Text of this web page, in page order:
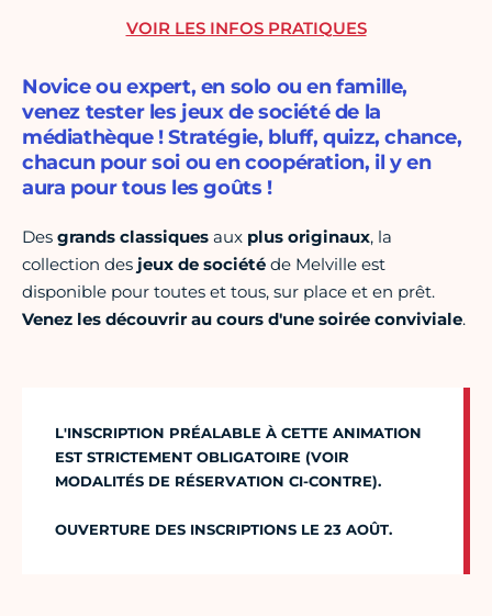
Novice ou expert, en solo ou en famille,
venez tester les jeux de société de la
médiathèque ! Stratégie, bluff, quizz, chance,
chacun pour soi ou en coopération, il y en
aura pour tous les goûts !
Des grands classiques aux plus originaux, la
collection des jeux de société de Melville est
disponible pour toutes et tous, sur place et en prêt.
Venez les découvrir au cours d'une soirée conviviale.
L'INSCRIPTION PRÉALABLE À CETTE ANIMATION
EST STRICTEMENT OBLIGATOIRE (VOIR
MODALITÉS DE RÉSERVATION CI-CONTRE).
OUVERTURE DES INSCRIPTIONS LE 23 AOÛT.
VOIR LES INFOS PRATIQUES